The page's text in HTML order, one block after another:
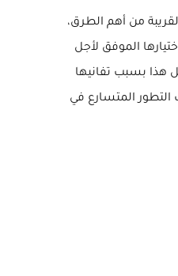
من أهم الطرق،
الموفق لأجل
هذا بسبب تفانيها
التطور المتسارع في